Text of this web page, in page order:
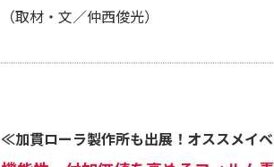
（取材・文／仲西俊光）
≪加貫ローラ製作所も出展！オススメイ